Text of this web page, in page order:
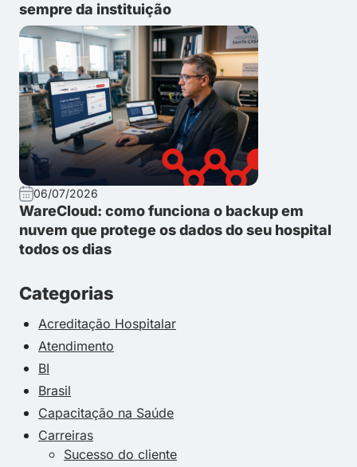
sempre da instituição
06/07/2026
WareCloud: como funciona o backup em
nuvem que protege os dados do seu hospital
todos os dias
Categorias
Acreditação Hospitalar
Atendimento
BI
Brasil
Capacitação na Saúde
Carreiras
Sucesso do cliente